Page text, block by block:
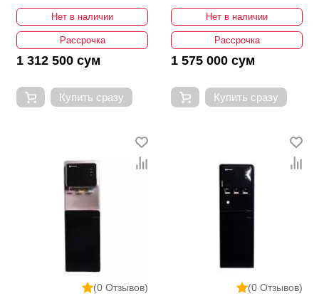
Нет в наличии
Рассрочка
1 312 500 сум
Купить сразу
Нет в наличии
Рассрочка
1 575 000 сум
Купить сразу
(0 Отзывов)
(0 Отзывов)